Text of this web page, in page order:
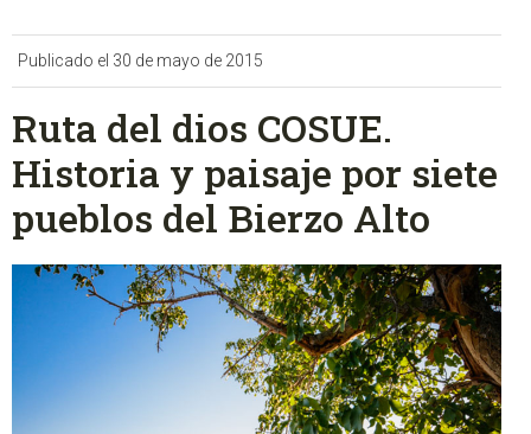
Publicado el 30 de mayo de 2015
Ruta del dios COSUE.
Historia y paisaje por siete
pueblos del Bierzo Alto